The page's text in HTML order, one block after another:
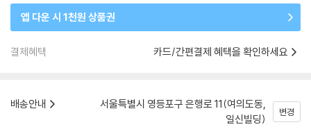
앱 다운 시 1천원 상품권
결제혜택 카드/간편결제 혜택을 확인하세요
배송안내
서울특별시 영등포구 은행로 11(여의도동,
일신빌딩)
변경